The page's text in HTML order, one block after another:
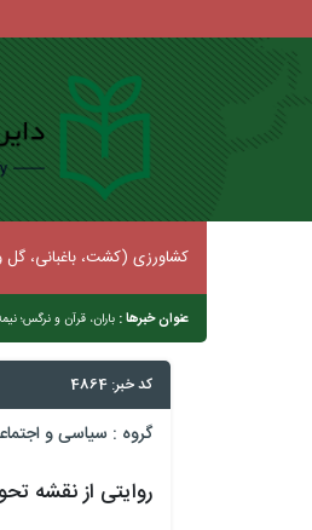
کشاورزی (کشت، باغبانی، گل
عنوان خبرها : خزایی: بودجه 1405 با |
کد خبر: 4864
گروه : سیاسی و
روایتی از نقشه